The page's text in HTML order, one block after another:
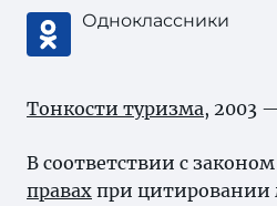
Одноклассники
Тонкости туризма, 2003
В соответствии с законом
правах при цитировании